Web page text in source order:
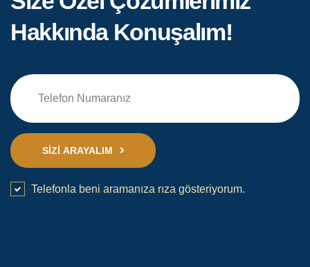
Hakkında Konuşalım!
SIZI ARAYALIM
Telefonla beni aramanıza rıza gösteriyorum.